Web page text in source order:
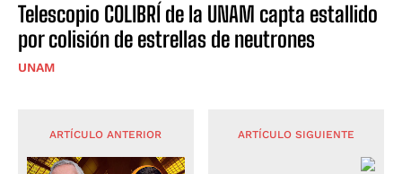
Telescopio COLIBRÍ de la UNAM capta estallido
por colisión de estrellas de neutrones
UNAM
ARTÍCULO ANTERIOR ARTÍCULO SIGUIENTE